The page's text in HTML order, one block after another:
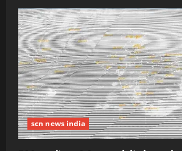
scn news india